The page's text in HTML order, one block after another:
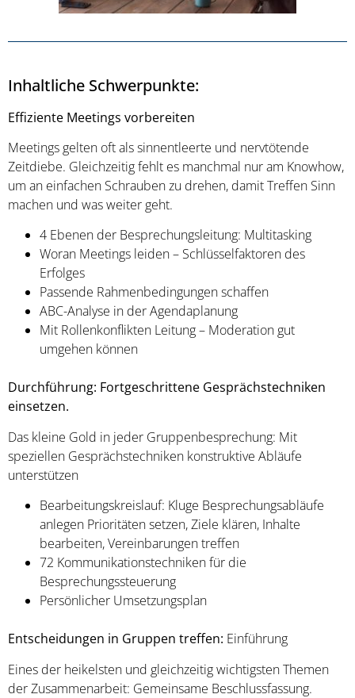
Inhaltliche Schwerpunkte:
Effiziente Meetings vorbereiten
Meetings gelten oft als sinnentleerte und nervtötende
Zeitdiebe. Gleichzeitig fehlt es manchmal nur am Knowhow,
um an einfachen Schrauben zu drehen, damit Treffen Sinn
machen und was weiter geht.
4 Ebenen der Besprechungsleitung: Multitasking
Woran Meetings leiden – Schlüsselfaktoren des
Erfolges
Passende Rahmenbedingungen schaffen
ABC-Analyse in der Agendaplanung
Mit Rollenkonflikten Leitung – Moderation gut
umgehen können
Durchführung: Fortgeschrittene Gesprächstechniken
einsetzen.
Das kleine Gold in jeder Gruppenbesprechung: Mit
speziellen Gesprächstechniken konstruktive Abläufe
unterstützen
Bearbeitungskreislauf: Kluge Besprechungsabläufe
anlegen Prioritäten setzen, Ziele klären, Inhalte
bearbeiten, Vereinbarungen treffen
72 Kommunikationstechniken für die
Besprechungssteuerung
Persönlicher Umsetzungsplan
Entscheidungen in Gruppen treffen: Einführung
Eines der heikelsten und gleichzeitig wichtigsten Themen
der Zusammenarbeit: Gemeinsame Beschlussfassung.